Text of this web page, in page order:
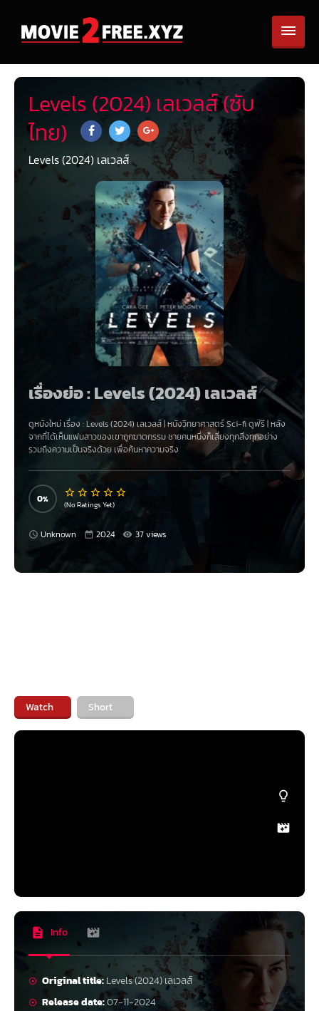
Levels (2024) เลเวลส์ (ซับ
ไทย)
Levels (2024) เลเวลส์
เรื่องย่อ : Levels (2024) เลเวลส์
ดูหนังใหม่ เรื่อง :Levels (2024) เลเวลส์|หนังวิทยาศาสตร์ Sci-fiดูฟรี |หลัง
จากที่ได้เห็นแฟนสาวของเขาถูกฆาตกรรม ชายคนหนึ่งก็เสี่ยงทุกสิ่งทุกอย่าง
รวมถึงความเป็นจริงด้วย เพื่อค้นหาความจริง
0 (No Ratings Yet)
Unknown 2024 37 views
Watch Short
Info
Original title:Levels (2024) เลเวลส์
Release date:07-11-2024